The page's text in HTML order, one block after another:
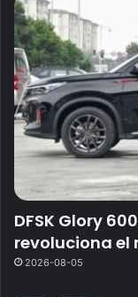
DFSK Glory
revoluciona
2026-08-05